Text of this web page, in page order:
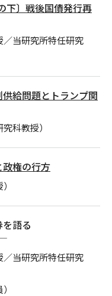
下〕戦後国債発行再
当研究所特任研究
供給問題とトランプ関
科教授）
政権の行方
を語る
当研究所特任研究